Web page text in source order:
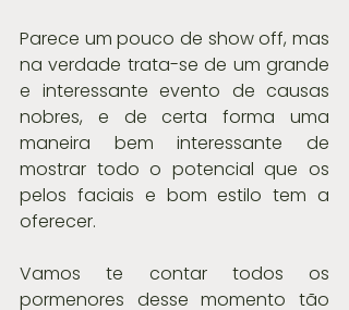
Parece um pouco de show off, mas
na verdade trata-se de um grande
e interessante evento de causas
nobres, e de certa forma uma
maneira bem interessante de
mostrar todo o potencial que os
pelos faciais e bom estilo tem a
oferecer.
Vamos te contar todos os
pormenores desse momento tão